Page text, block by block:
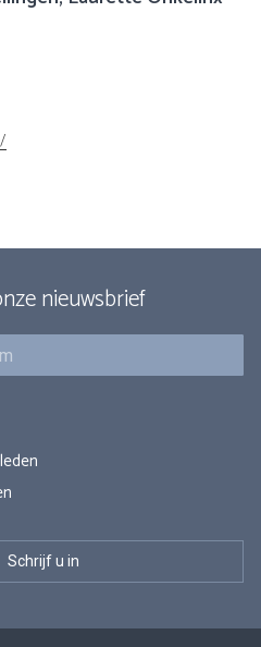
nieuwsbrief